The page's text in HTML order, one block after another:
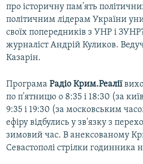
Усі сайти RFE/RL
про історичну пам'ять
політичним лідерам України
своїх попередників з УНР і ЗУНР?
журналіст Андрій Куликов.
Казарін.
Програма Радіо Крим.Реалії
по п'ятницю о 8:35 і 18:30 (за
9:35 і 19:30 (за московським
ефіру відбулись у зв'язку з
зимовий час. В анексованому
Севастополі стрілки годинника